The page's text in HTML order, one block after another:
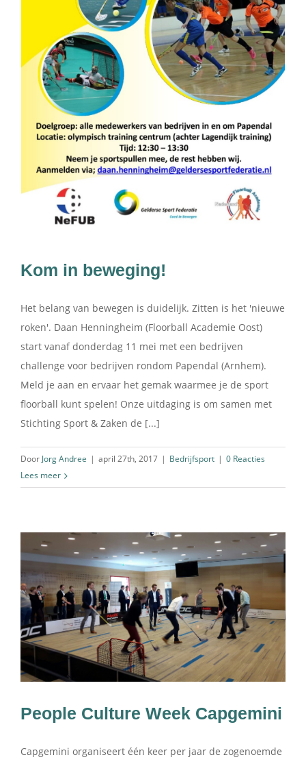
Kom in beweging!
Het belang van bewegen is duidelijk. Zitten is het 'nieuwe
roken'. Daan Henningheim (Floorball Academie Oost)
start vanaf donderdag 11 mei met een bedrijven
challenge voor bedrijven rondom Papendal (Arnhem).
Meld je aan en ervaar het gemak waarmee je de sport
floorball kunt spelen! Onze uitdaging is om samen met
Stichting Sport & Zaken de [...]
Door Jorg Andree | april 27th, 2017 | Bedrijfsport | 0 Reacties
Lees meer
People Culture Week Capgemini
Capgemini organiseert één keer per jaar de zogenoemde